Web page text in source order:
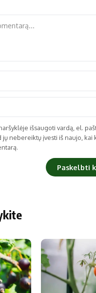
išsaugoti vardą, el.
nebereiktų įvesti iš naujo, kai